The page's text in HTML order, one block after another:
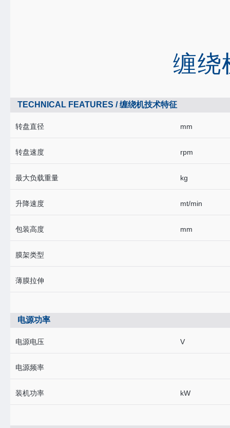
缠绕
TECHNICAL FEATURES / 缠绕机技术特征
转盘直径 mm
转盘速度 rpm
最大负载重量 kg
升降速度 mt/min
包装高度 mm
膜架类型
薄膜拉伸
电源功率
电源电压 V
电源频率
装机功率 kW